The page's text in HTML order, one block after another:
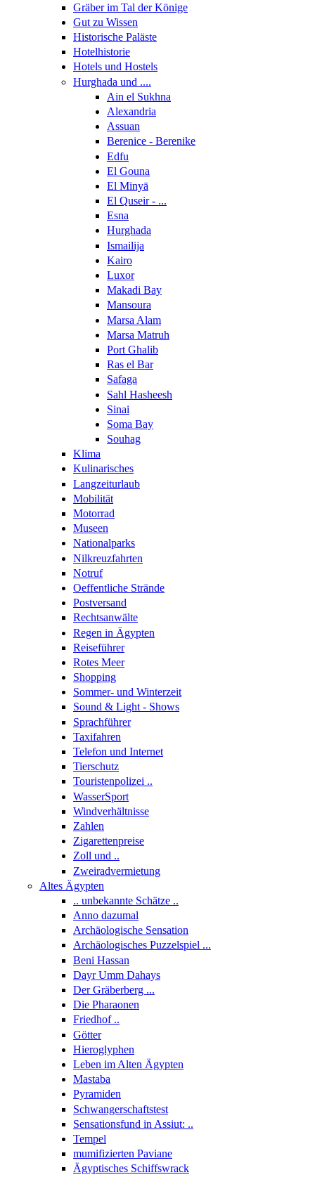
Gräber im Tal der Könige
Gut zu Wissen
Historische Paläste
Hotelhistorie
Hotels und Hostels
Hurghada und ....
Ain el Sukhna
Alexandria
Assuan
Berenice - Berenike
Edfu
El Gouna
El Minyā
El Quseir - ...
Esna
Hurghada
Ismailija
Kairo
Luxor
Makadi Bay
Mansoura
Marsa Alam
Marsa Matruh
Port Ghalib
Ras el Bar
Safaga
Sahl Hasheesh
Sinai
Soma Bay
Souhag
Klima
Kulinarisches
Langzeiturlaub
Mobilität
Motorrad
Museen
Nationalparks
Nilkreuzfahrten
Notruf
Oeffentliche Strände
Postversand
Rechtsanwälte
Regen in Ägypten
Reiseführer
Rotes Meer
Shopping
Sommer- und Winterzeit
Sound & Light - Shows
Sprachführer
Taxifahren
Telefon und Internet
Tierschutz
Touristenpolizei ..
WasserSport
Windverhältnisse
Zahlen
Zigarettenpreise
Zoll und ..
Zweiradvermietung
Altes Ägypten
.. unbekannte Schätze ..
Anno dazumal
Archäologische Sensation
Archäologisches Puzzelspiel ...
Beni Hassan
Dayr Umm Dahays
Der Gräberberg ...
Die Pharaonen
Friedhof ..
Götter
Hieroglyphen
Leben im Alten Ägypten
Mastaba
Pyramiden
Schwangerschaftstest
Sensationsfund in Assiut: ..
Tempel
mumifizierten Paviane
Ägyptisches Schiffswrack